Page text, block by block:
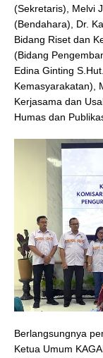
(Sekretaris), Melvi
(Bendahara), Dr.
Bidang Riset dan
(Bidang
Edina Ginting
Kemasyarakatan),
Kerjasama dan
Humas dan
Berlangsungnya
Ketua Umum